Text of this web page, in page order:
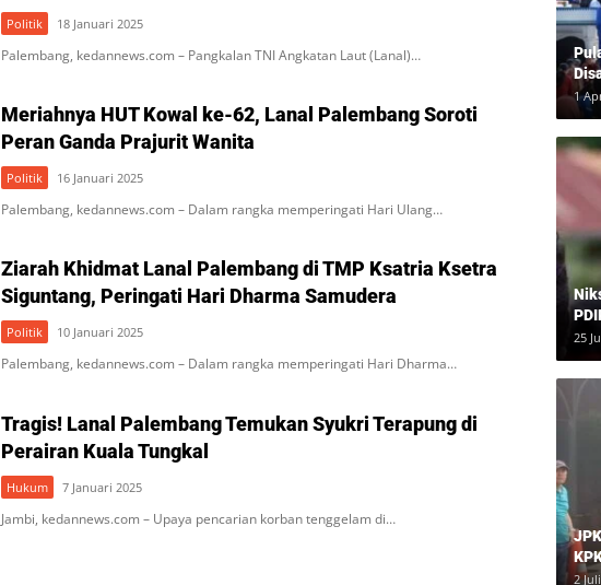
Politik 18 Januari 2025
Palembang, kedannews.com – Pangkalan TNI Angkatan Laut (Lanal)…
Meriahnya HUT Kowal ke-62, Lanal Palembang Soroti
Peran Ganda Prajurit Wanita
Politik 16 Januari 2025
Palembang, kedannews.com – Dalam rangka memperingati Hari Ulang…
Ziarah Khidmat Lanal Palembang di TMP Ksatria Ksetra
Siguntang, Peringati Hari Dharma Samudera
Politik 10 Januari 2025
Palembang, kedannews.com – Dalam rangka memperingati Hari Dharma…
Tragis! Lanal Palembang Temukan Syukri Terapung di
Perairan Kuala Tungkal
Hukum 7 Januari 2025
Jambi, kedannews.com – Upaya pencarian korban tenggelam di…
1
25
2